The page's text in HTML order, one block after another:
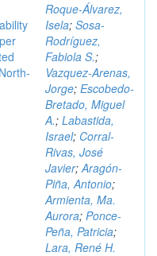
Roque-Álvarez,
Isela; Sosa-
Rodríguez,
Fabiola S.;
Vazquez-Arenas,
Jorge; Escobedo-
Bretado, Miguel
A.; Labastida,
Israel; Corral-
Rivas, José
Javier;Aragón-
Piña, Antonio;
Armienta, Ma.
Aurora; Ponce-
Peña, Patricia;
Lara, René H.